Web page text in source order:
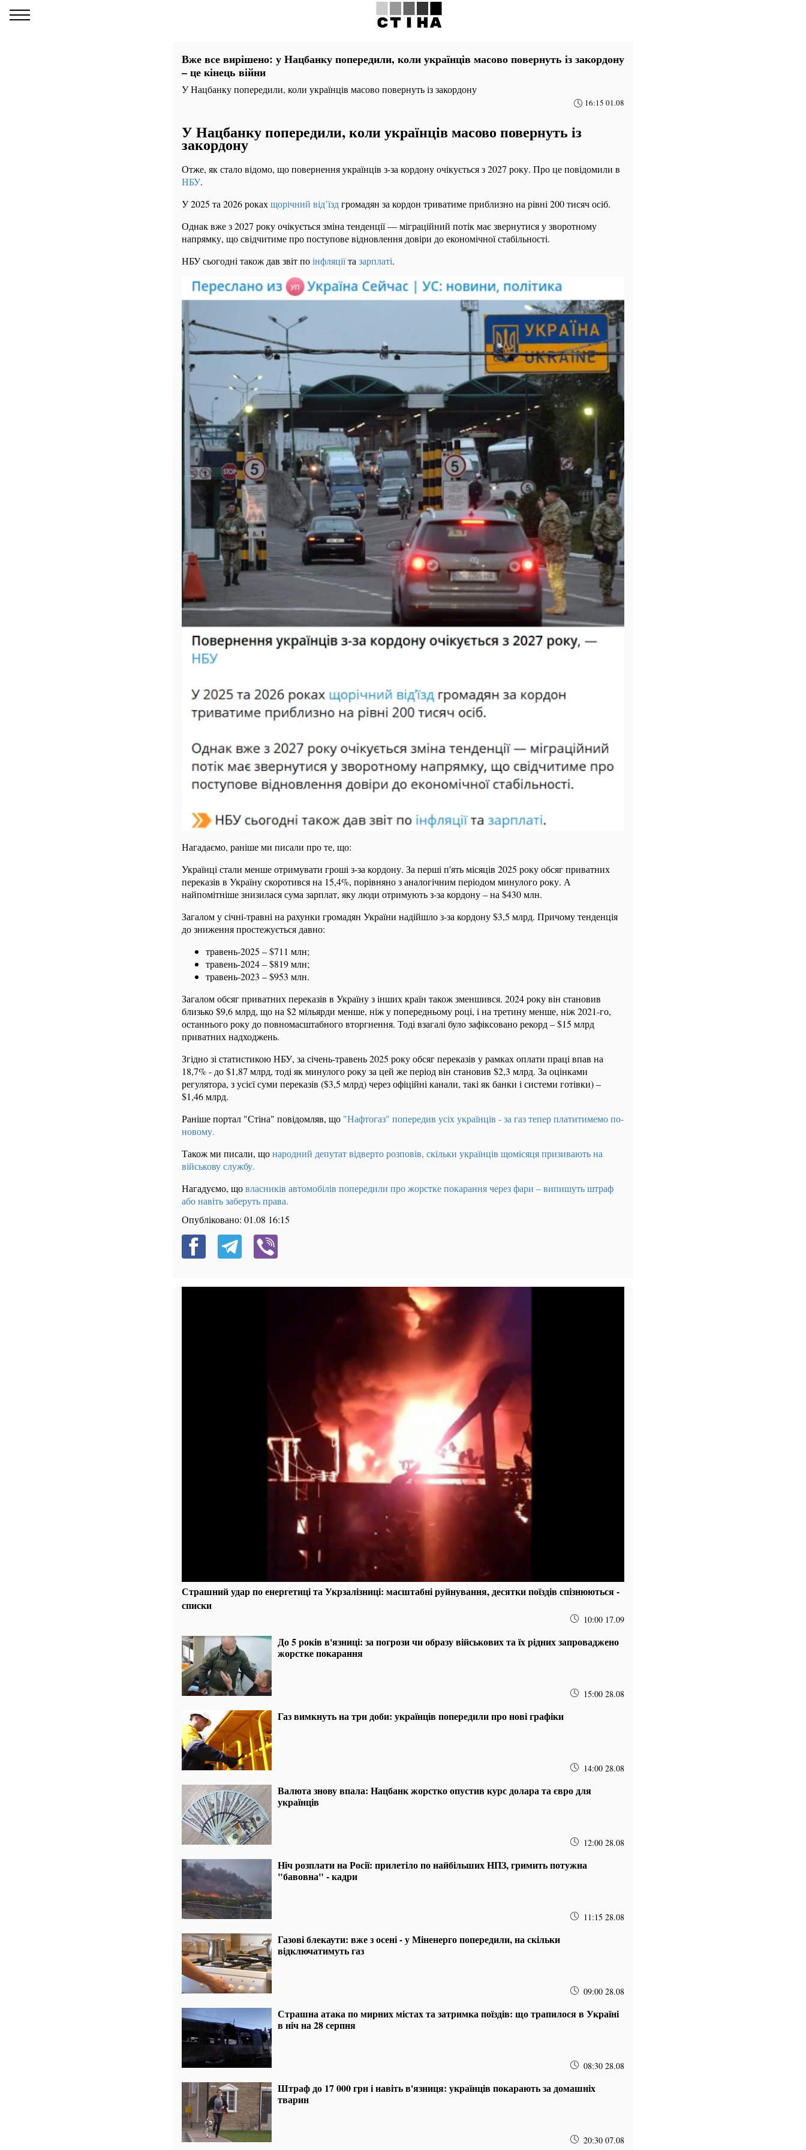
Вже все вирішено: у Нацбанку попередили, коли українців масово повернуть із закордону
– це кінець війни
У Нацбанку попередили, коли українців масово повернуть із закордону
16:15 01.08
У Нацбанку попередили, коли українців масово повернуть із
закордону
Отже, як стало відомо, що повернення українців з-за кордону очікується з 2027 року. Про це повідомили в
НБУ.
У 2025 та 2026 рокахщорічний від’їздгромадян за кордон триватиме приблизно на рівні 200 тисяч осіб.
Однак вже з 2027 року очікується зміна тенденції — міграційний потік має звернутися у зворотному
напрямку, що свідчитиме про поступове відновлення довіри до економічної стабільності.
НБУ сьогодні також дав звіт поінфляціїта зарплаті.
Нагадаємо, раніше ми писали про те, що:
Українці стали менше отримувати гроші з-за кордону. За перші п'ять місяців 2025 року обсяг приватних
переказів в Україну скоротився на 15,4%, порівняно з аналогічним періодом минулого року. А
найпомітніше знизилася сума зарплат, яку люди отримують з-за кордону – на $430 млн.
Загалом у січні-травні на рахунки громадян України надійшло з-за кордону $3,5 млрд. Причому тенденція
до зниження простежується давно:
травень-2025 – $711 млн;
травень-2024 – $819 млн;
травень-2023 – $953 млн.
Загалом обсяг приватних переказів в Україну з інших країн також зменшився. 2024 року він становив
близько $9,6 млрд, що на $2 мільярди менше, ніж у попередньому році, і на третину менше, ніж 2021-го,
останнього року до повномасштабного вторгнення. Тоді взагалі було зафіксовано рекорд – $15 млрд
приватних надходжень.
Згідно зі статистикою НБУ, за січень-травень 2025 року обсяг переказів у рамках оплати праці впав на
18,7% - до $1,87 млрд, тоді як минулого року за цей же період він становив $2,3 млрд. За оцінками
регулятора, з усієї суми переказів ($3,5 млрд) через офіційні канали, такі як банки і системи готівки) –
$1,46 млрд.
Раніше портал "Стіна" повідомляв, що "Нафтогаз" попередив усіх українців - за газ тепер платитимемо по-
новому.
Також ми писали, щонародний депутат відверто розповів, скільки українців щомісяця призивають на
військову службу.
Нагадуємо, щовласників автомобілів попередили про жорстке покарання через фари – випишуть штраф
або навіть заберуть права.
Опубліковано: 01.08 16:15
Страшний удар по енергетиці та Укрзалізниці: масштабні руйнування, десятки поїздів спізнюються -
списки
10:00 17.09
До 5 років в'язниці: за погрози чи образу військових та їх рідних запроваджено
жорстке покарання
15:00 28.08
Газ вимкнуть на три доби: українців попередили про нові графіки
14:00 28.08
Валюта знову впала: Нацбанк жорстко опустив курс долара та євро для
українців
12:00 28.08
Ніч розплати на Росії: прилетіло по найбільших НПЗ, гримить потужна
"бавовна" - кадри
11:15 28.08
Газові блекаути: вже з осені - у Міненерго попередили, на скільки
відключатимуть газ
09:00 28.08
Страшна атака по мирних містах та затримка поїздів: що трапилося в Україні
в ніч на 28 серпня
08:30 28.08
Штраф до 17 000 грн і навіть в'язниця: українців покарають за домашніх
тварин
20:30 07.08